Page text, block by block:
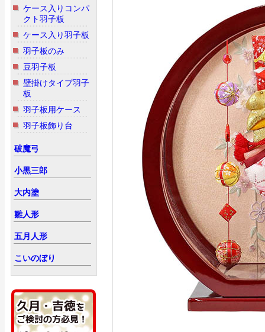
ケース入りコンパ
クト羽子板
ケース入り羽子板
羽子板のみ
豆羽子板
壁掛けタイプ羽子
板
羽子板用ケース
羽子板飾り台
破魔弓
小黒三郎
大内塗
雛人形
五月人形
こいのぼり